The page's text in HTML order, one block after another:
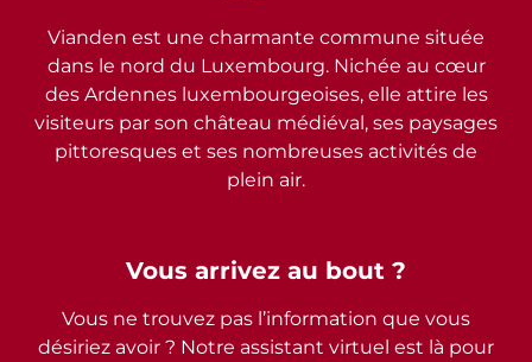
Vous arrivez au bout ?
Vous ne trouvez pas l’information que vous
désiriez avoir ? Notre assistant virtuel est là pour
Vianden est une charmante commune située
dans le nord du Luxembourg. Nichée au cœur
des Ardennes luxembourgeoises, elle attire les
visiteurs par son château médiéval, ses paysages
pittoresques et ses nombreuses activités de
plein air.